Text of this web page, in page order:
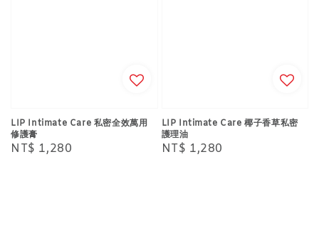
LIP Intimate Care 私密全效萬用
修護膏
Regular
NT$ 1,280
LIP Intimate Care 椰子香草私密
護理油
Regular
NT$ 1,280